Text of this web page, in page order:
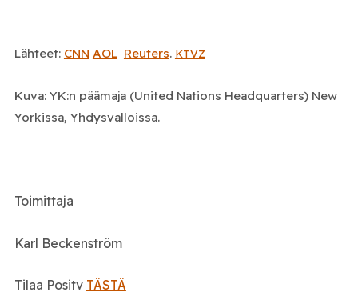
Lähteet: CNN AOL Reuters. KTVZ
Kuva: YK:n päämaja (United Nations Headquarters) New
Yorkissa, Yhdysvalloissa.
Toimittaja
Karl Beckenström
Tilaa Positv TÄSTÄ